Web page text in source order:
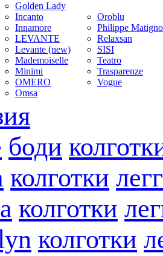
Golden Lady
Incanto
Innamore
LEVANTE
Levante (new)
Mademoiselle
Minimi
OMERO
Omsa
Oroblu
Philippe
Relaxsan
SISI
Teatro
Trasparenze
Vogue
боди
колготки
колготки
колготки